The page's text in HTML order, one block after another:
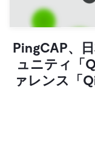
Integrations
TiSpark
ユースケース
MySQLワーク
Build GenAI
イベント
Discord
PingCAP
TiDB Labs
Trust Hub
お客様のデータの
ます。
TiDB Cloud
開発者ガイド
PingCAP、
ュニティ「
ァレンス「